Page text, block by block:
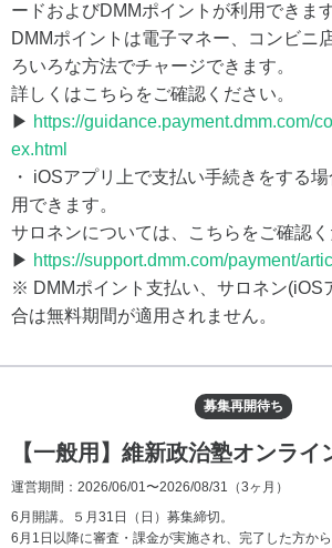
ードおよびDMMポイントが利用できます
DMMポイントは電子マネー、コンビニ
ろいろな方法でチャージできます。
詳しくはこちらをご確認ください。
▶ https://guidance.payment.dmm.com/
ex.html
・ iOSアプリ上で支払い手続きをする
用できます。
サロネンについては、こちらをご確認く
▶ https://support.dmm.com/payment/
※ DMMポイント支払い、サロネン(iOS
合は無料期間が適用されません。
募集再開待ち
【一般用】維新政治塾オンラ
運営期間：2026/06/01〜2026/08/31 （3ヶ月）
6月開講。５月31日（日）募集締切。
6月1日以降に審査・課金が実施され、完了した方か